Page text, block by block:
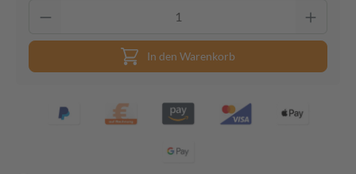
In den Warenkorb